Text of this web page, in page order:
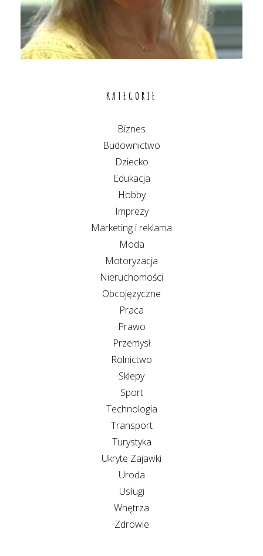
KATEGORIE
Biznes
Budownictwo
Dziecko
Edukacja
Hobby
Imprezy
Marketing i reklama
Moda
Motoryzacja
Nieruchomości
Obcojęzyczne
Praca
Prawo
Przemysł
Rolnictwo
Sklepy
Sport
Technologia
Transport
Turystyka
Ukryte Zajawki
Uroda
Usługi
Wnętrza
Zdrowie